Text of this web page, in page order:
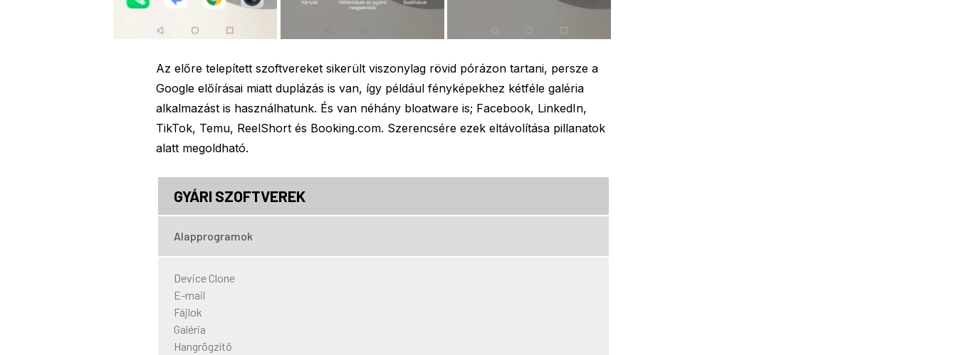
Az előre telepített szoftvereket sikerült viszonylag rövid pórázon tartani, persze a
Google előírásai miatt duplázás is van, így például fényképekhez kétféle galéria
alkalmazást is használhatunk. És van néhány bloatware is; Facebook, LinkedIn,
TikTok, Temu, ReelShort és Booking.com. Szerencsére ezek eltávolítása pillanatok
alatt megoldható.
GYÁRI SZOFTVEREK
Alapprogramok
Device Clone
E-mail
Fájlok
Galéria
Hangrögzítő